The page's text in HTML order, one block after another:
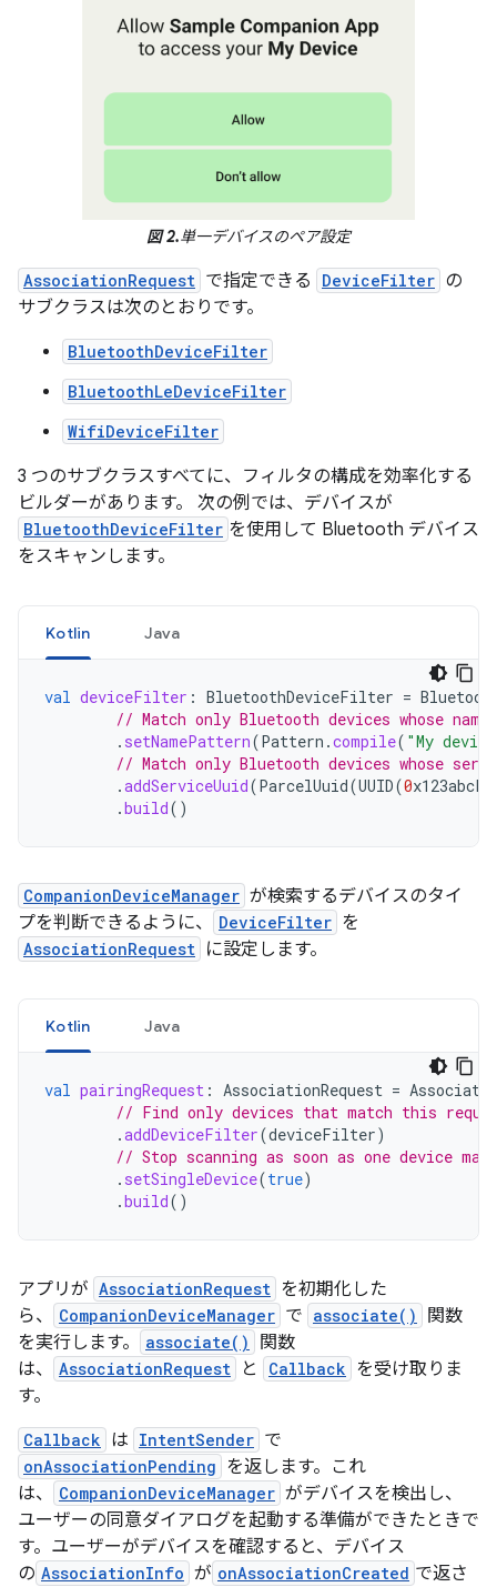
図 2.単一デバイスのペア設定
AssociationRequest で指定できる DeviceFilter の
サブクラスは次のとおりです。
BluetoothDeviceFilter
BluetoothLeDeviceFilter
WifiDeviceFilter
3 つのサブクラスすべてに、フィルタの構成を効率化する
ビルダーがあります。 次の例では、デバイスが
BluetoothDeviceFilter を使用して Bluetooth デバイス
をスキャンします。
Kotlin Java
val deviceFilter : BluetoothDeviceFilter =
// Match only Bluetooth devices whose
. setNamePattern(Pattern .compile( "My
// Match only Bluetooth devices whose
.addServiceUuid(ParcelUuid(UUID(0x123abcL
.build()
CompanionDeviceManager が検索するデバイスのタイ
プを判断できるように、
DeviceFilter を
AssociationRequest に設定します。
Kotlin Java
val pairingRequest : AssociationRequest =
// Find only devices that match this
.addDeviceFilter(deviceFilter)
// Stop scanning as soon as one device
. setSingleDevice(true)
.build()
アプリが AssociationRequest を初期化した
ら、
CompanionDeviceManager で associate()
関数
を実行します。
associate()
関数
は、
AssociationRequest と Callback を受け取りま
す。
Callback は IntentSender で
onAssociationPending を返します。これ
は、
CompanionDeviceManager がデバイスを検出し、
ユーザーの同意ダイアログを起動する準備ができたときで
す。ユーザーがデバイスを確認すると、デバイス
の AssociationInfo が onAssociationCreated で返さ